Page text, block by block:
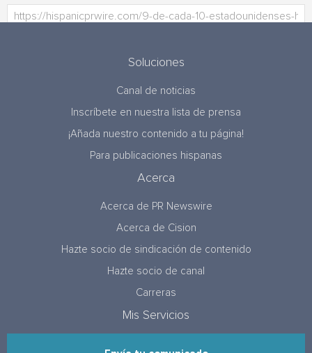
Soluciones
Canal de noticias
Inscríbete en nuestra lista de prensa
¡Añada nuestro contenido a tu página!
Para publicaciones hispanas
Acerca
Acerca de PR Newswire
Acerca de Cision
Hazte socio de sindicación de contenido
Hazte socio de canal
Carreras
Mis Servicios